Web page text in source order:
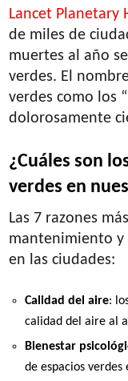
Lancet Planetary
de miles de
muertes al año
verdes. El
verdes como los
dolorosamente
¿Cuáles son
verdes en
Las 7 razones
mantenimiento y
en las ciudades:
Calidad del aire:
calidad del aire al
Bienestar
de espacios